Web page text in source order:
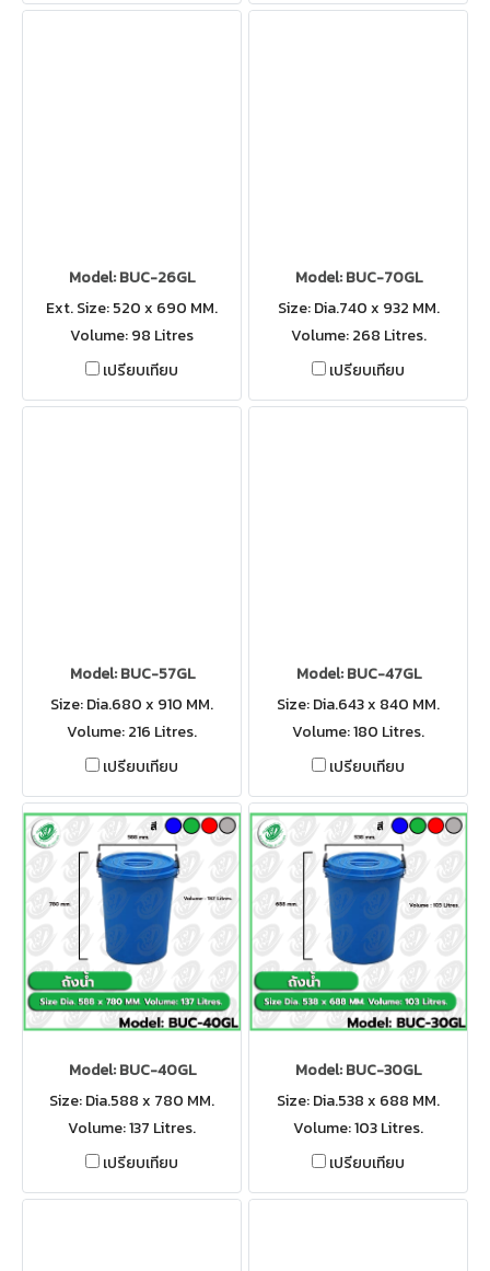
Model: BUC-26GL
Ext. Size: 520 x 690 MM.
Volume: 98 Litres
เปรียบเทียบ
Model: BUC-70GL
Size: Dia.740 x 932 MM.
Volume: 268 Litres.
เปรียบเทียบ
Model: BUC-57GL
Size: Dia.680 x 910 MM.
Volume: 216 Litres.
เปรียบเทียบ
Model: BUC-47GL
Size: Dia.643 x 840 MM.
Volume: 180 Litres.
เปรียบเทียบ
Model: BUC-40GL
Size: Dia.588 x 780 MM.
Volume: 137 Litres.
เปรียบเทียบ
Model: BUC-30GL
Size: Dia.538 x 688 MM.
Volume: 103 Litres.
เปรียบเทียบ